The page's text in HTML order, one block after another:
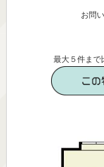
お問
最大５件まで